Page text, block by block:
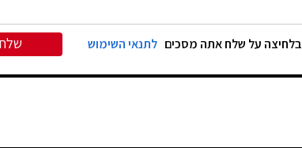
בלחיצה על שלח אתה מסכים לתנאי השימוש